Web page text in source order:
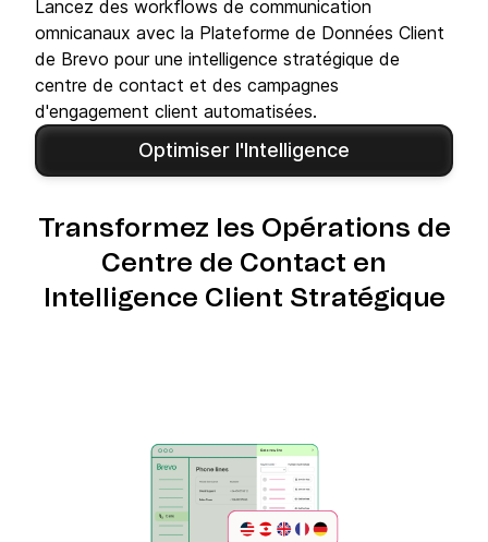
Lancez des workflows de communication
omnicanaux avec la Plateforme de Données Client
de Brevo pour une intelligence stratégique de
centre de contact et des campagnes
d'engagement client automatisées.
Optimiser l'Intelligence
Transformez les Opérations de
Centre de Contact en
Intelligence Client Stratégique